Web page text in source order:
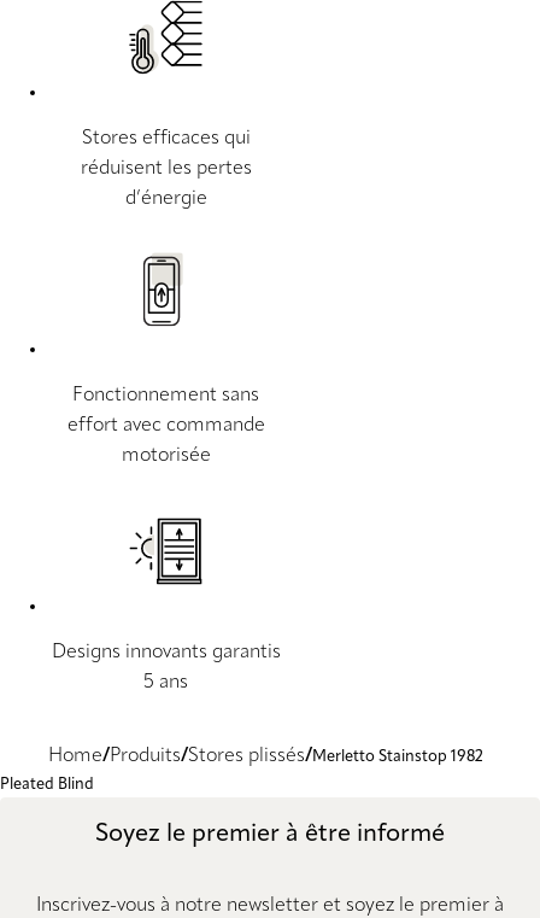
Stores efficaces qui
réduisent les pertes
d’énergie
Fonctionnement sans
effort avec commande
motorisée
Designs innovants garantis
5 ans
Home Produits Stores plissés
Merletto Stainstop 1982
Pleated Blind
Soyez le premier à être informé
Inscrivez-vous à notre newsletter et soyez le premier à